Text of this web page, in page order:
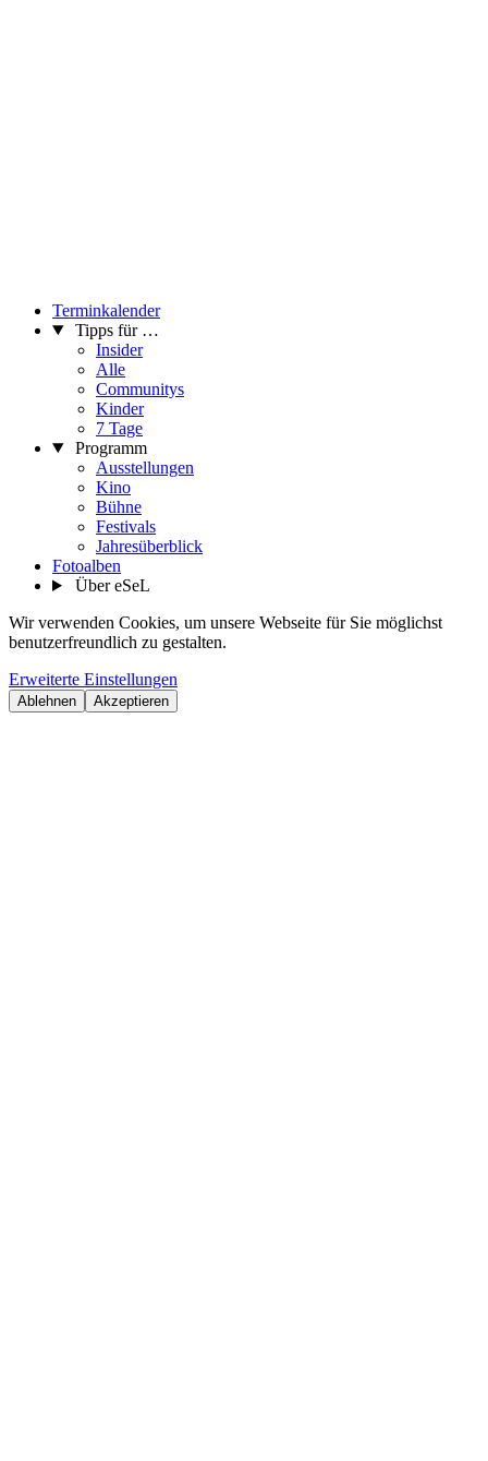
Terminkalender
Tipps für …
Insider
Alle
Communitys
Kinder
7 Tage
Programm
Ausstellungen
Kino
Bühne
Festivals
Jahresüberblick
Fotoalben
Über eSeL
Wir verwenden Cookies, um unsere Webseite für Sie möglichst
benutzerfreundlich zu gestalten.
Erweiterte Einstellungen
Ablehnen Akzeptieren